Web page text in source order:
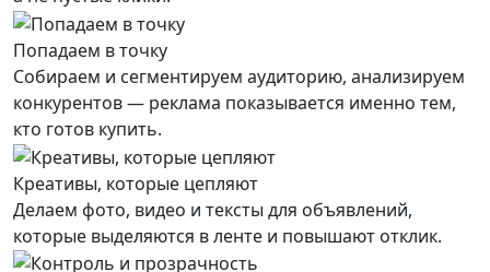
Попадаем в точку
Собираем и сегментируем аудиторию, анализируем
конкурентов — реклама показывается именно тем,
кто готов купить.
Креативы, которые цепляют
Делаем фото, видео и тексты для объявлений,
которые выделяются в ленте и повышают отклик.